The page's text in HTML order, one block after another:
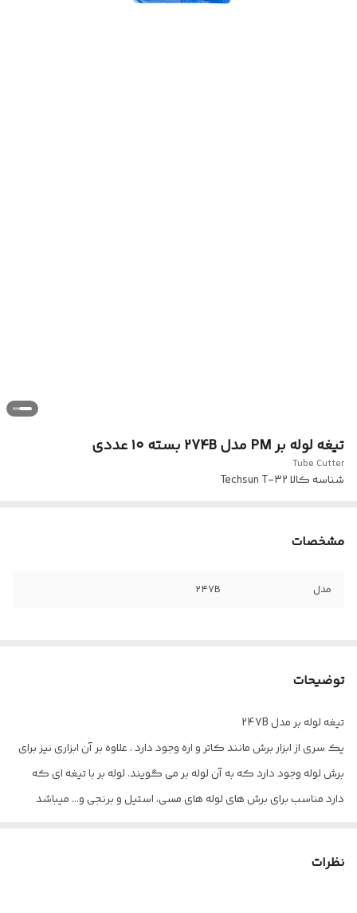
تیغه لوله بر PM مدل 274B بسته ۱۰ عددی
Tube Cutter
شناسه کالاTechsun T-32
مشخصات
مدل ۲۴۷B
توضیحات
تیغه لوله بر مدل 247B
یک سری از ابزار برش مانند کاتر و اره وجود دارد ، علاوه بر آن ابزاری نیز برای
برش لوله وجود دارد که به آن لوله بر می گویند. لوله‌ بر با تیغه ای که
دارد مناسب برای برش های لوله های مسی، استیل و برنجی و… میباشد
نظرات